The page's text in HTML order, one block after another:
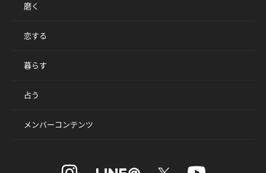
磨く
恋する
暮らす
占う
メンバーコンテンツ